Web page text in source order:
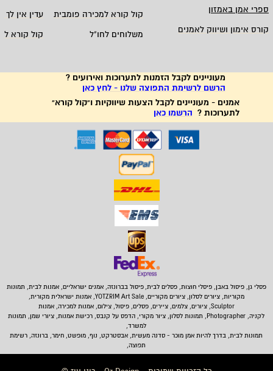
פסלי גן, פיסול באבן, פיסלי חוצות, פסלים לבית,פיסול בברונזה, אמנים ישראליים, אמנות לבית, תמונות
מקוריות, ציורים לסלון, ציורים מקוריים, YOTZRIM Art Sale, אמנות ישראלית מקורית,
Sculptor, ציורים, צלמים, ציירים, פסלים, פיסול, צילום, אמנות למכירה, אמנות
לקניה, Photographer, תמונות לסלון, ציור מקורי, הדפס על קנבס, רכישת אמנות, ציורי שמן, תמונות
למשרד,
תמונות לבית, בדרך להיות אמן מוכר - סדנה מעשית, אבסטרקט, נוף, מופשט, חימר, ברונזה, רשימת
תפוצה,
ספרי אמן באמזון
קול קורא למכירה פומבית
עדין אין לך
קורס אימון ושיווק לאמנים
משלוחים לחו"ל קול קורא
מעוניינים לקבל הזמנות לתערוכות ואירועים ?
הרשם לרשימת התפוצה שלנו - לחץ כאן
אמנים - מעוניינים לקבל הצעות שיווקיות ו"קול קורא"
לתערוכות ? הרשמו כאן